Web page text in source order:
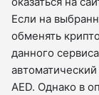
Если на
обменять
данного
AED. Однако в